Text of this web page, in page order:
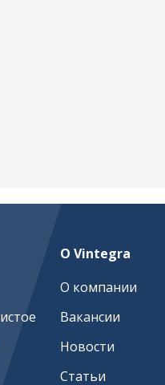
О Vintegra
О компании
Вакансии
Новости
Статьи